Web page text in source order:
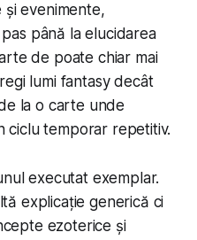
și evenimente,
până la elucidarea
de poate chiar mai
lumi fantasy decât
la o carte unde
ciclu temporar repetitiv.
executat exemplar.
explicație generică ci
ezoterice și